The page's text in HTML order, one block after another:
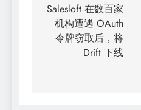
章
导
Salesloft 在数百家
机构遭遇 OAuth
令牌窃取后，将
Drift 下线